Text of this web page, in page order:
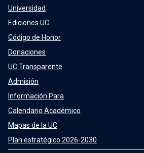
Universidad
Ediciones UC
Código de Honor
Donaciones
UC Transparente
Admisión
Información Para
Calendario Académico
Mapas de la UC
Plan estratégico 2026-2030